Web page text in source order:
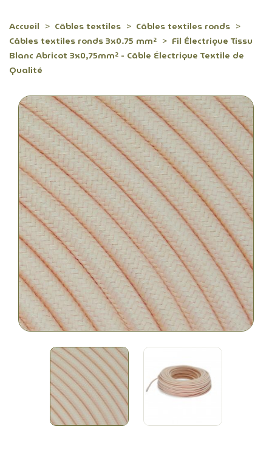
Accueil Câbles textiles
Câbles textiles ronds
Câbles textiles ronds 3x0.75 mm²
Fil Électrique Tissu
Blanc Abricot 3x0,75mm² - Câble Électrique Textile de
Qualité